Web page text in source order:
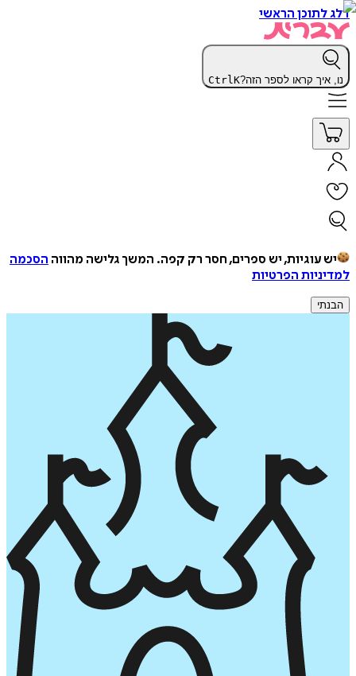
דלג לתוכן הראשי
נו, איך קראו לספר הזה? CtrlK
יש עוגיות, יש ספרים, חסר רק קפה. המשך גלישה מהווה הסכמה
למדיניות הפרטיות
הבנתי